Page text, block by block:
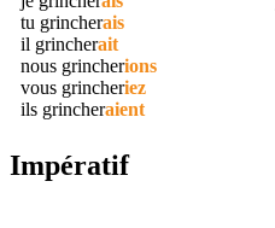
tu grincherais
il grincherait
nous grincherions
vous grincheriez
ils grincheraient
Impératif